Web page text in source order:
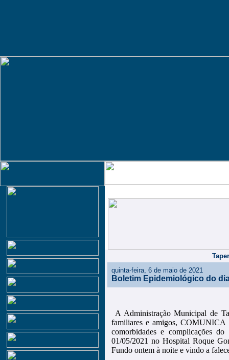
quinta-feira, 6 de maio de 2021
Boletim Epidemiológico do
A Administração Municipal de
familiares e amigos, COMUNICA
comorbidades e complicações
01/05/2021 no Hospital Roque
Fundo ontem à noite e vindo a